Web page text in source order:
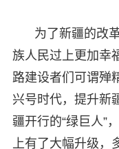
为了新疆的改
族人民过上更加幸
路建设者们可谓殚
兴号时代，提升新
疆开行的“绿巨人”
上有了大幅升级